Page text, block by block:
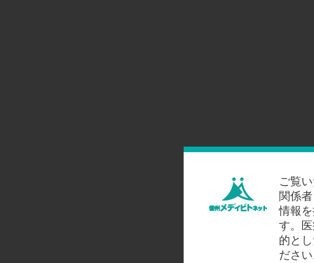
ご覧
関係
情報
す。
的と
ださ